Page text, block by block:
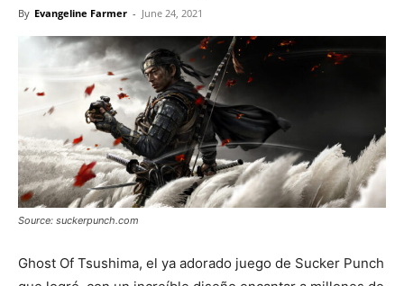
By Evangeline Farmer - June 24, 2021
Source: suckerpunch.com
Ghost Of Tsushima, el ya adorado juego de Sucker Punch